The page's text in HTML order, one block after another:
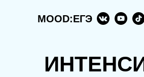
MOOD:ЕГЭ